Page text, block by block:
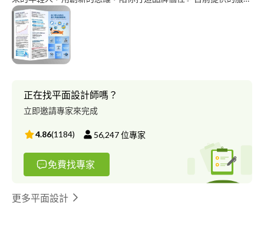
有活動展覽統包、社群經營、平面設計（banner、DM、logo、插
畫...）、影片剪接、商業攝影等等。 歡迎私訊了解? （需要發票請
在洽談時主動說明哦！）
正在找平面設計師嗎？
立即邀請專家來完成
4.86(1184) 56,247位專家
免費找專家
更多平面設計